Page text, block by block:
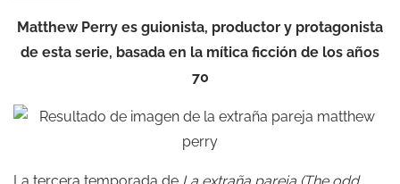
Matthew Perry es guionista, productor y protagonista
de esta serie, basada en la mítica ficción de los años
70